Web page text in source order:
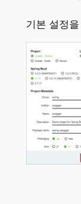
기본 설정